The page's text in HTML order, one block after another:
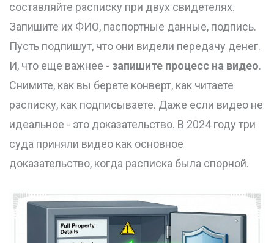
составляйте расписку при двух свидетелях.
Запишите их ФИО, паспортные данные, подпись.
Пусть подпишут, что они видели передачу денег.
И, что еще важнее - запишите процесс на видео.
Снимите, как вы берете конверт, как читаете
расписку, как подписываете. Даже если видео не
идеальное - это доказательство. В 2024 году три
суда приняли видео как основное
доказательство, когда расписка была спорной.